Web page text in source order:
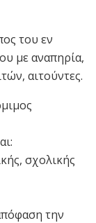
του εν
με αναπηρία,
αιτούντες.
σχολικής
την